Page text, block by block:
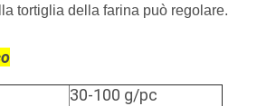
tortiglia della farina può regolare.
30-100 g/pc